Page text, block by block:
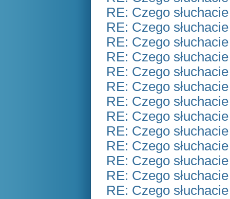
RE: Czego
RE: Czego
RE: Czego
RE: Czego
RE: Czego
RE: Czego
RE: Czego
RE: Czego
RE: Czego
RE: Czego
RE: Czego
RE: Czego
RE: Czego